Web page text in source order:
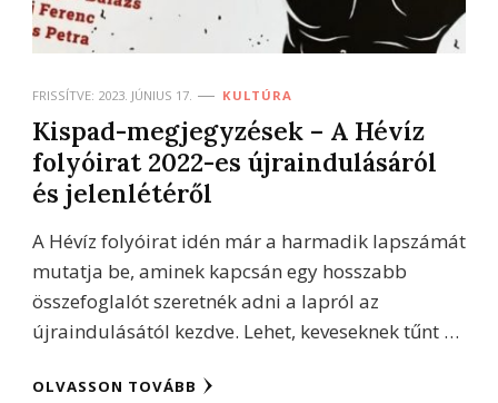
FRISSÍTVE: 2023. JÚNIUS 17. KULTÚRA
Kispad-megjegyzések – A Hévíz
folyóirat 2022-es újraindulásáról
és jelenlétéről
A Hévíz folyóirat idén már a harmadik lapszámát
mutatja be, aminek kapcsán egy hosszabb
összefoglalót szeretnék adni a lapról az
újraindulásától kezdve. Lehet, keveseknek tűnt …
OLVASSON TOVÁBB